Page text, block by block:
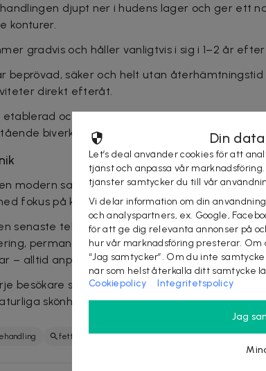
djupt ner i hudens lager och ger ett
konturer.
gradvis och håller vanligtvis i sig i 1–2 år
beprövad, säker och helt utan
direkt efteråt.
etablerad och används världen över, med
biverkningar.
modern salong i centrala Göteborg som
fokus på kvalitet, säkerhet och personlig
senaste tekniken erbjuder kliniken ett brett
permanent hårborttagning, Plasma Pen
– alltid anpassade efter kundens behov.
besökare ska känna sig trygg, väl
skönhet.
fettreducering kropp
Din
Let’s deal använder cookies för att
tjänst och anpassa vår
tjänster samtycker du till vår
Vi delar information om din
och analyspartners, ex. Google,
för att ge dig relevanta annonser på
hur vår marknadsföring presterar.
“Jag samtycker”. Om du inte
när som helst återkalla ditt samtycke
Cookiepolicy
Integritetspolicy
Jag